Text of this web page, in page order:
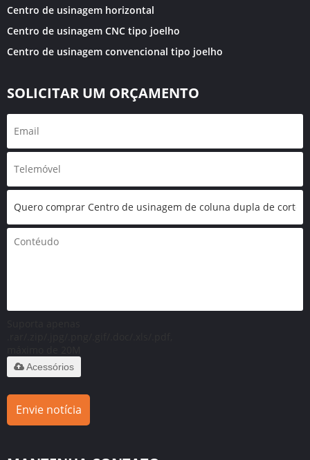
Centro de usinagem horizontal
Centro de usinagem CNC tipo joelho
Centro de usinagem convencional tipo joelho
SOLICITAR UM ORÇAMENTO
Acessórios
Envie notícia